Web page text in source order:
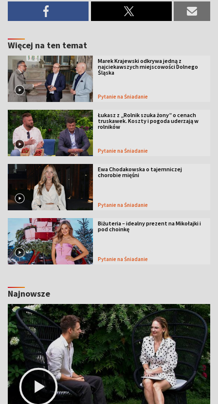
Więcej na ten temat
Marek Krajewski odkrywa jedną z
najciekawszych miejscowości Dolnego
Śląska
Pytanie na Śniadanie
Łukasz z „Rolnik szuka żony” o cenach
truskawek. Koszty i pogoda uderzają w
rolników
Pytanie na Śniadanie
Ewa Chodakowska o tajemniczej
chorobie mięśni
Pytanie na Śniadanie
Biżuteria – idealny prezent na Mikołajki i
pod choinkę
Pytanie na Śniadanie
Najnowsze